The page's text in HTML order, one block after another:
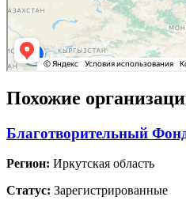
Похожие
Благотворительный
Регион: Иркутская область
Статус: Зарегистрированные